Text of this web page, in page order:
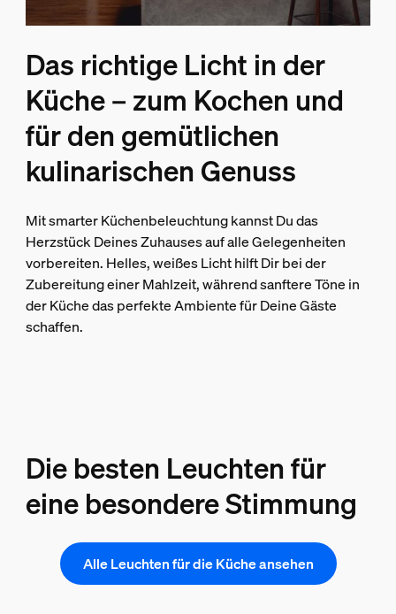
Das richtige Licht in der
Küche – zum Kochen und
für den gemütlichen
kulinarischen Genuss
Mit smarter Küchenbeleuchtung kannst Du das
Herzstück Deines Zuhauses auf alle Gelegenheiten
vorbereiten. Helles, weißes Licht hilft Dir bei der
Zubereitung einer Mahlzeit, während sanftere Töne in
der Küche das perfekte Ambiente für Deine Gäste
schaffen.
Die besten Leuchten für
eine besondere Stimmung
Alle Leuchten für die Küche ansehen